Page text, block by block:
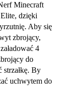
Minecraft
dzięki
Aby się
zbrojący,
4
do
strzałkę. By
uchwytem do